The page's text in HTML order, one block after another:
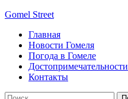
Gomel Street
Главная
Новости Гомеля
Погода в Гомеле
Достопримечательности
Контакты